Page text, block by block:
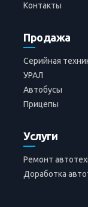
Контакты
Продажа
Серийная
УРАЛ
Автобусы
Прицепы
Услуги
Ремонт
Доработка